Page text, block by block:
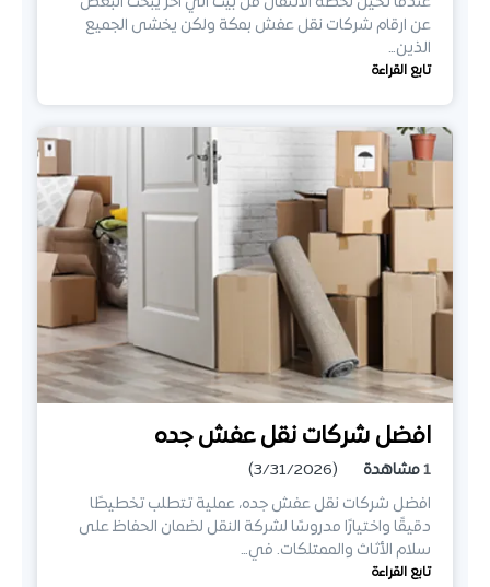
عن ارقام شركات نقل عفش بمكة ولكن يخشى الجميع
الذين…
تابع القراءة
افضل شركات نقل عفش جده
1مشاهدة
(3/31/2026)
افضل شركات نقل عفش جده، عملية تتطلب تخطيطًا
دقيقًا واختيارًا مدروسًا لشركة النقل لضمان الحفاظ على
سلام الأثاث والممتلكات. في…
تابع القراءة